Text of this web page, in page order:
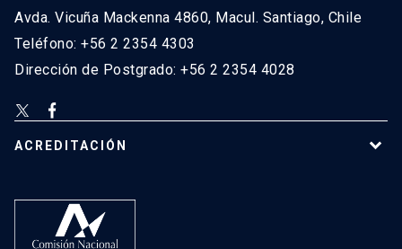
Avda. Vicuña Mackenna 4860, Macul. Santiago, Chile
Teléfono: +56 2 2354 4303
Dirección de Postgrado: +56 2 2354 4028
ACREDITACIÓN